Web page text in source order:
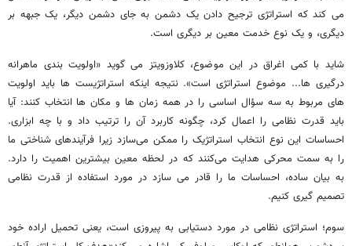
می کند که استراتژی ترجیح دادن یک دشمن به جای دشمن دیگر، یک جبهه بر
دیگری، و یک نوع خدمت معین بر دیگری است.
شاید با کمی اغراق در این موضوع، کلاوزویتز می گوید «اولویت بندی ماهرانه
درگیری ها... موضوع استراتژی است». نتیجه اینکه استراتژیست ها باید اولویت
های مربوط به سه سؤال اساسی را در همه زمان ها و مکان ها انتخاب کنند: آیا
باید قدرت نظامی را اعمال کرد، چگونه کاربرد آن را ترتیب داد و با چه ابزاری.
احساسات این نوع انتخاب استراتژیک را ممکن می‌سازد زیرا فرآیندهای شناختی ما
را به سمت محرکی هدایت می‌کنند که در لحظه معین بیشترین اهمیت را دارد.
به بیان ساده، احساسات ما را قادر می سازد در مورد استفاده از قدرت نظامی
تصمیم گیری کنیم.
سوم؛ استراتژی نظامی در مورد دستیابی به پیروزی است، یعنی تحمیل اراده خود